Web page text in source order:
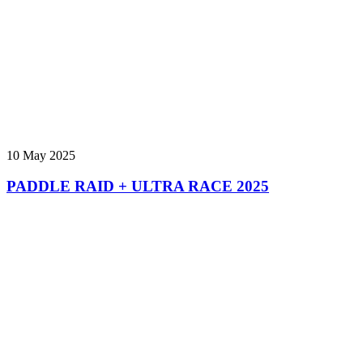
10 May 2025
PADDLE RAID + ULTRA RACE 2025